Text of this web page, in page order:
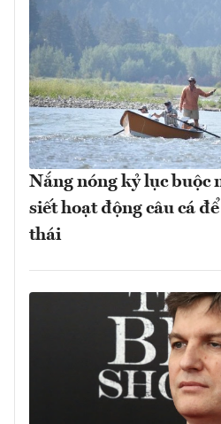
Nắng nóng kỷ lục buộc
siết hoạt động câu cá
thái